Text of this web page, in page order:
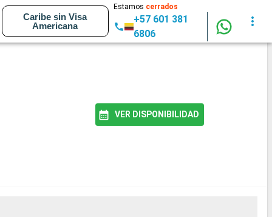
Caribe sin Visa
Americana
Estamos cerrados
+57 601 381
6806
VER DISPONIBILIDAD